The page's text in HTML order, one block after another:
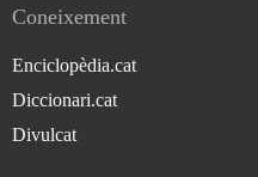
Coneixement
Enciclopèdia.cat
Diccionari.cat
Divulcat